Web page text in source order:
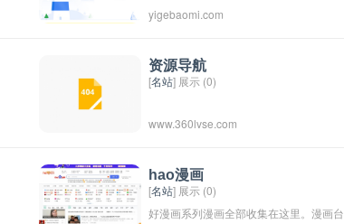
yigebaomi.com
资源导航
[名站] 展示 (0)
www.360lvse.com
hao漫画
[名站] 展示 (0)
好漫画系列漫画全部收集在这里。漫画台